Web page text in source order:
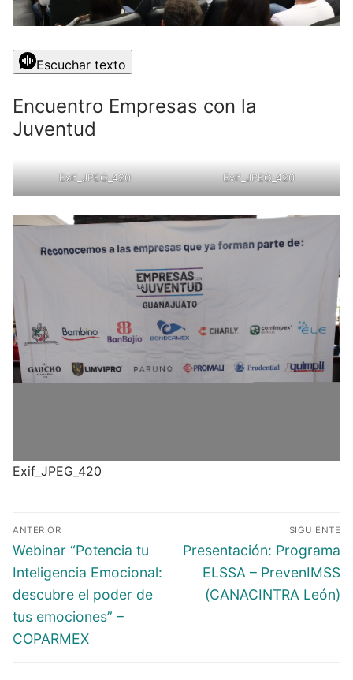
Escuchar texto
Encuentro Empresas con la
Juventud
Exif_JPEG_420 Exif_JPEG_420
Exif_JPEG_420
ANTERIOR
Webinar “Potencia tu
Inteligencia Emocional:
descubre el poder de
tus emociones” –
COPARMEX
SIGUIENTE
Presentación: Programa
ELSSA – PrevenIMSS
(CANACINTRA León)